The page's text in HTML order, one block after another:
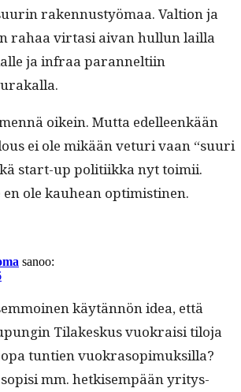
raken­nustyö­maa. Val­tion ja
rahaa vir­tasi aivan hul­lun lail­la
ja infraa paran­nelti­in
oikein. Mut­ta edelleenkään
ei ole mikään veturi vaan “suuri
start-up poli­ti­ik­ka nyt toimii.
en ole kauhean optimistinen.
sanoo:
käytän­nön idea, että
Tilakeskus vuokraisi tilo­ja
tun­tien vuokra­sopimuk­sil­la?
mm. het­kisem­pään yri­tys­